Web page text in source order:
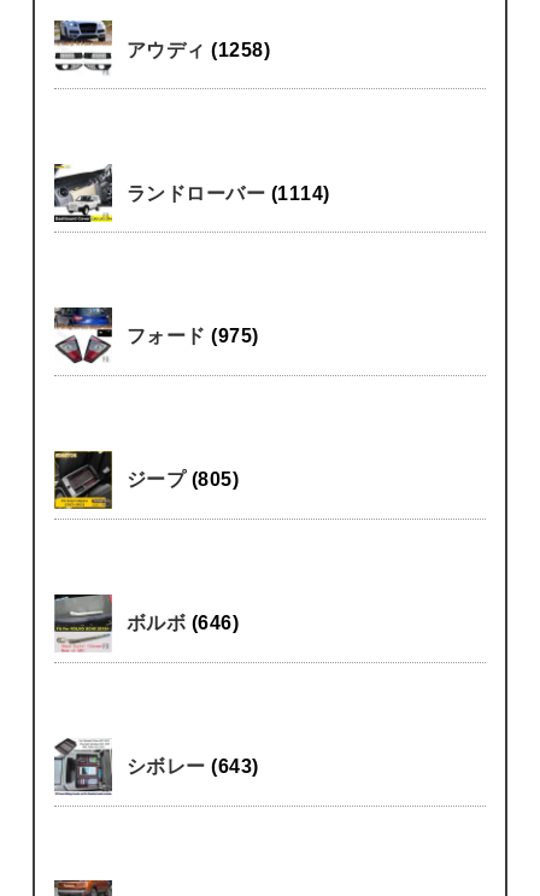
アウディ(1258)
ランドローバー (1114)
フォード(975)
ジープ (805)
ボルボ (646)
シボレー(643)